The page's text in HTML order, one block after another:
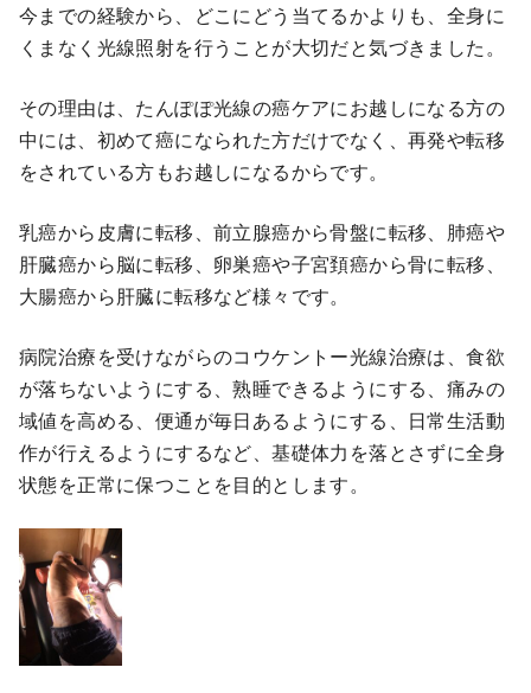
今までの経験から、どこにどう当てるかよりも、全身に
くまなく光線照射を行うことが大切だと気づきました。
その理由は、たんぽぽ光線の癌ケアにお越しになる方の
中には、初めて癌になられた方だけでなく、再発や転移
をされている方もお越しになるからです。
乳癌から皮膚に転移、前立腺癌から骨盤に転移、肺癌や
肝臓癌から脳に転移、卵巣癌や子宮頚癌から骨に転移、
大腸癌から肝臓に転移など様々です。
病院治療を受けながらのコウケントー光線治療は、食欲
が落ちないようにする、熟睡できるようにする、痛みの
域値を高める、便通が毎日あるようにする、日常生活動
作が行えるようにするなど、基礎体力を落とさずに全身
状態を正常に保つことを目的とします。